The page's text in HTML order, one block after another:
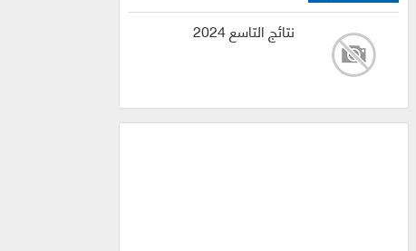
نتائج التاسع 2024